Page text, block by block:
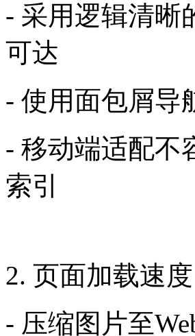
- 采用逻辑清晰
可达
- 使用面包屑导
- 移动端适配不
索引
2. 页面加载速度
- 压缩图片至